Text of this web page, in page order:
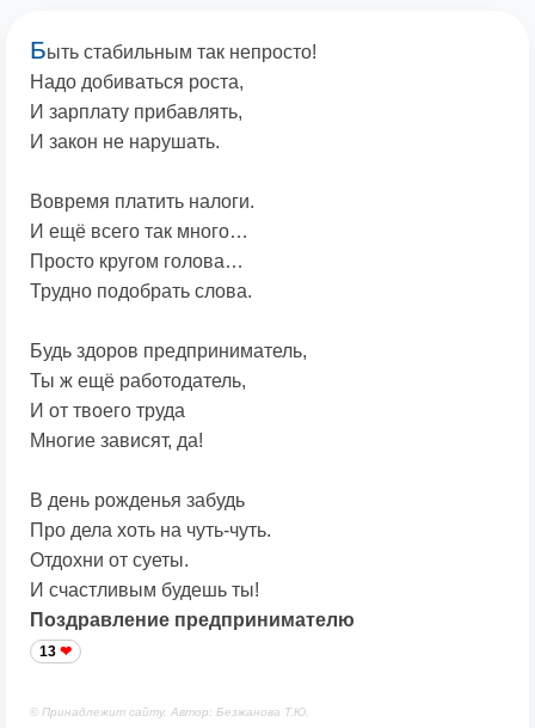
Быть стабильным так непросто!
Надо добиваться роста,
И зарплату прибавлять,
И закон не нарушать.
Вовремя платить налоги.
И ещё всего так много…
Просто кругом голова…
Трудно подобрать слова.
Будь здоров предприниматель,
Ты ж ещё работодатель,
И от твоего труда
Многие зависят, да!
В день рожденья забудь
Про дела хоть на чуть-чуть.
Отдохни от суеты.
И счастливым будешь ты!
Поздравление предпринимателю
13
© Принадлежит сайту. Автор: Безжанова Т.Ю.